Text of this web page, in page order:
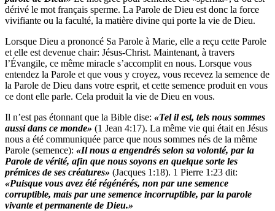
dérivé le mot français sperme. La Parole de Dieu est donc la force
vivifiante ou la faculté, la matière divine qui porte la vie de Dieu.
Lorsque Dieu a prononcé Sa Parole à Marie, elle a reçu cette Parole
et elle est devenue chair: Jésus-Christ. Maintenant, à travers
l’Évangile, ce même miracle s’accomplit en nous. Lorsque vous
entendez la Parole et que vous y croyez, vous recevez la semence de
la Parole de Dieu dans votre esprit, et cette semence produit en vous
ce dont elle parle. Cela produit la vie de Dieu en vous.
Il n’est pas étonnant que la Bible dise: «Tel il est, tels nous sommes
aussi dans ce monde» (1 Jean 4:17). La même vie qui était en Jésus
nous a été communiquée parce que nous sommes nés de la même
Parole (semence): «Il nous a engendrés selon sa volonté, par la
Parole de vérité, afin que nous soyons en quelque sorte les
prémices de ses créatures» (Jacques 1:18). 1 Pierre 1:23 dit:
«Puisque vous avez été régénérés, non par une semence
corruptible, mais par une semence incorruptible, par la parole
vivante et permanente de Dieu.»